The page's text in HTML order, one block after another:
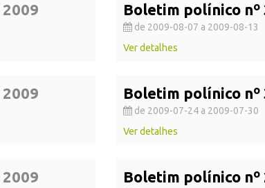
2009 Boletim polínico nº
de 2009-08-07 a 2009-08-13
Ver detalhes
2009 Boletim polínico nº
de 2009-07-24 a 2009-07-30
Ver detalhes
2009 Boletim polínico nº